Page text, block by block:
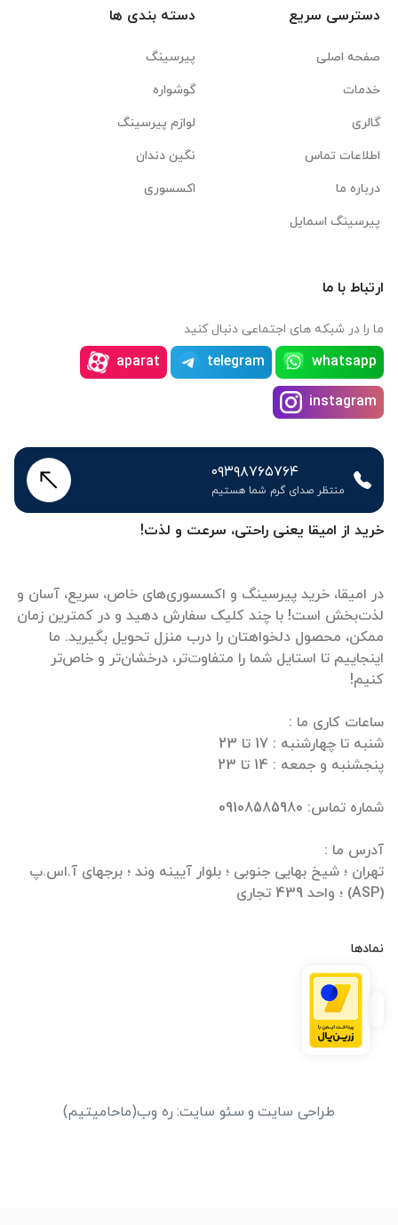
خرید از امیقا یعنی راحتی، سرعت و لذت!
در امیقا، خرید پیرسینگ و اکسسوری‌های خاص، سریع، آسان و
لذت‌بخش است! با چند کلیک سفارش دهید و در کمترین زمان
ممکن، محصول دلخواهتان را درب منزل تحویل بگیرید. ما
اینجاییم تا استایل شما را متفاوت‌تر، درخشان‌تر و خاص‌تر
تهران ؛ شیخ بهایی جنوبی ؛ بلوار آیینه وند ؛ برجهای آ.اس.پ
(ASP) ؛ واحد 439 تجاری
نمادها
دسترسی سریع
صفحه اصلی
خدمات
گالری
اطلاعات تماس
درباره ما
پیرسینگ اسمایل
دسته بندی ها
پیرسینگ
گوشواره
لوازم پیرسینگ
نگین دندان
اکسسوری
ارتباط با ما
ما را در شبکه های اجتماعی دنبال کنید
whatsapp
telegram
aparat
instagram
۰۹۳۹۸۷۶۵۷۶۴
منتظر صدای گرم شما هستیم
طراحی سایت و سئو سایت: ره وب(ماحامیتیم)